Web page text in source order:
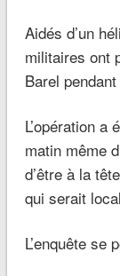
Aidés d’un
militaires ont
Barel
L’opération a
matin même
d’être à la
qui serait
L’enquête se